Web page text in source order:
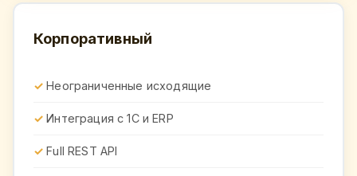
Корпоративный
Неограниченные исходящие
Интеграция с 1С и ERP
Full REST API